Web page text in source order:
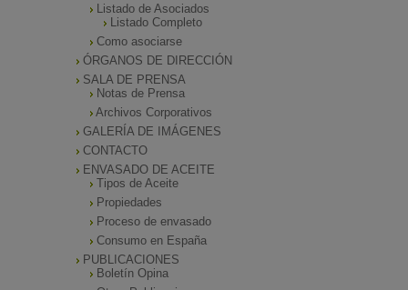
Listado de Asociados
Listado Completo
Como asociarse
ÓRGANOS DE DIRECCIÓN
SALA DE PRENSA
Notas de Prensa
Archivos Corporativos
GALERÍA DE IMÁGENES
CONTACTO
ENVASADO DE ACEITE
Tipos de Aceite
Propiedades
Proceso de envasado
Consumo en España
PUBLICACIONES
Boletín Opina